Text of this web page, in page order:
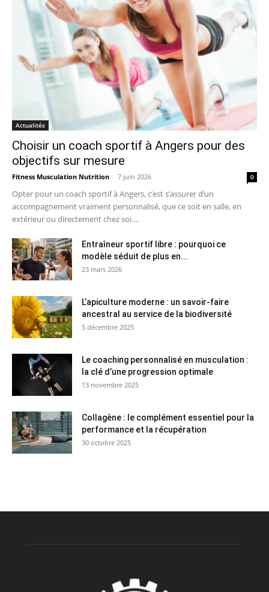
Actualités
Choisir un coach sportif à Angers pour des
objectifs sur mesure
Fitness Musculation Nutrition - 7 juin 2026 0
Opter pour un coach sportif à Angers, c’est s’assurer d’un
accompagnement vraiment personnalisé, que ce soit en salle, en
extérieur ou directement chez soi....
Entraîneur sportif libre : pourquoi ce
modèle séduit de plus en...
23 mars 2026
L’apiculture moderne : un savoir-faire
ancestral au service de la biodiversité
5 décembre 2025
Le coaching personnalisé en musculation :
la clé d’une progression optimale
13 novembre 2025
Collagène : le complément essentiel pour la
performance et la récupération
30 octobre 2025